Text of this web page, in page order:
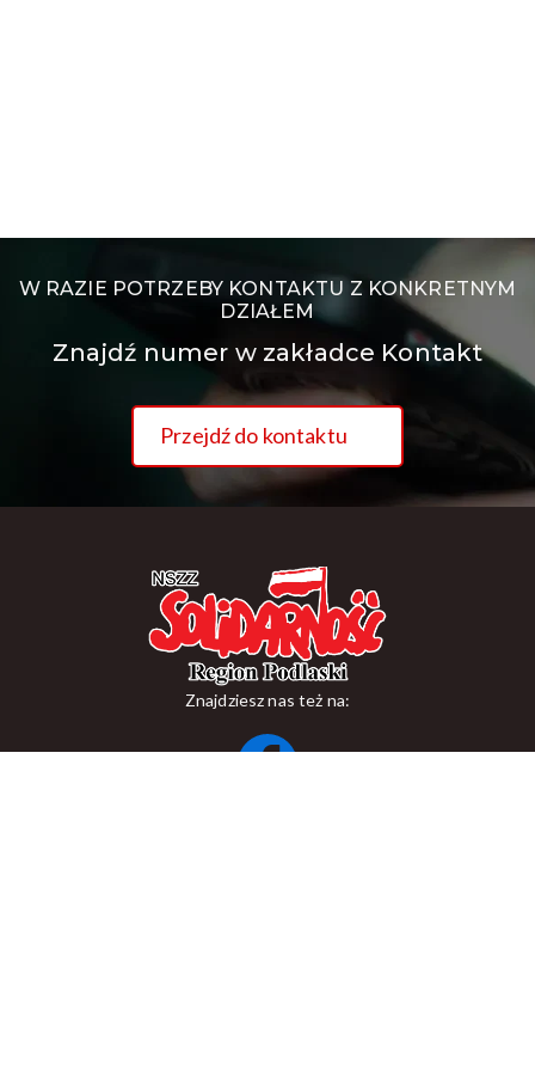
W RAZIE POTRZEBY KONTAKTU Z KONKRETNYM
DZIAŁEM
Znajdź numer w zakładce Kontakt
Przejdź do kontaktu
Znajdziesz nas też na: